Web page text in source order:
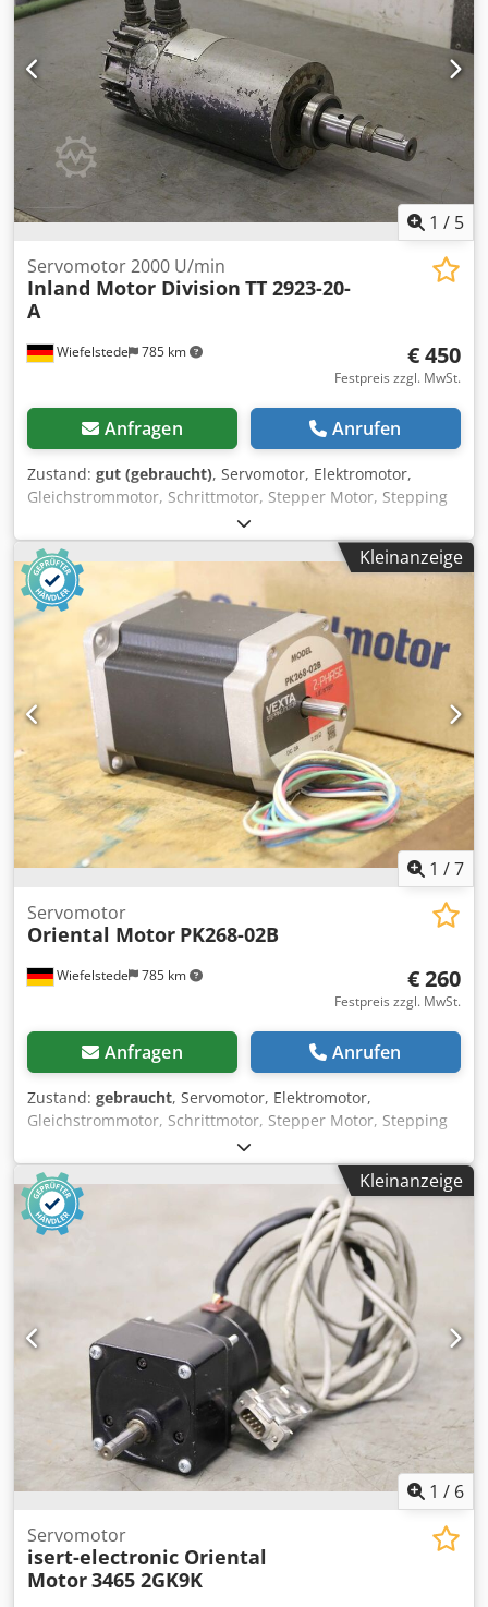
1 / 5
Wiefelstede 785 km
Servomotor 2000 U/min
Inland Motor Division TT 2923-20-
A
€ 450
Festpreis zzgl. MwSt.
Anfragen Anrufen
Zustand: gut (gebraucht), Servomotor, Elektromotor,
Gleichstrommotor, Schrittmotor, Stepper Motor, Stepping
Motor Cjdpfx Aajff Aqze Eoha -Motor kommt: von einer
Weisser Heilbronn Typ 29 CNC Drehmaschine -Drehzahl:
2000 U/min -Leistung: kW -Bauform: B5 -Durchmesser
Welle: Ø 30 mm -Anzahl: 1 Stück vorhanden -
Abmessungen: -Gewicht: 20 kg
Kleinanzeige
1 /7
Wiefelstede 785 km
Servomotor
Oriental Motor PK268-02B
€ 260
Festpreis zzgl. MwSt.
Anfragen Anrufen
Zustand: gebraucht, Servomotor, Elektromotor,
Gleichstrommotor, Schrittmotor, Stepper Motor, Stepping
Motor -Hersteller: Oriental Motor, Vexta Stepping Motor
Schrittmotor unbenutztt OVP -Typ PK268-02B -Welle: Ø 6 x
18 mm Chsdpfom Ui Idox Aa Esa -Abmessung Karton:
140/80/H70 mm -Gewicht: 1,1 kg/St.
Kleinanzeige
1 / 6
Servomotor
isert-electronic Oriental
Motor3465 2GK9K